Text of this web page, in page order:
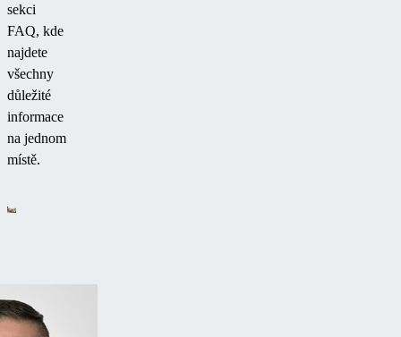
sekci
FAQ, kde
najdete
všechny
důležité
informace
na jednom
místě.